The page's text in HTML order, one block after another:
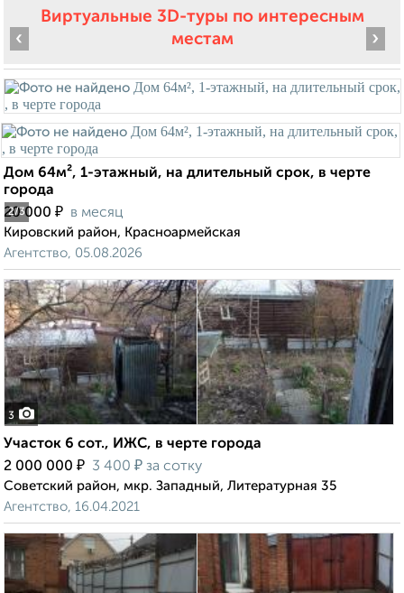
Виртуальные 3D-туры по интересным
местам
2/3
‹ ›
Дом 64м², 1-этажный, на длительный срок, в черте
города
20 000 ₽ в месяц
Кировский район, Красноармейская
Агентство, 05.08.2026
3
Участок 6 сот., ИЖС, в черте города
2 000 000 ₽ 3 400 ₽ за сотку
Советский район, мкр. Западный, Литературная 35
Агентство, 16.04.2021